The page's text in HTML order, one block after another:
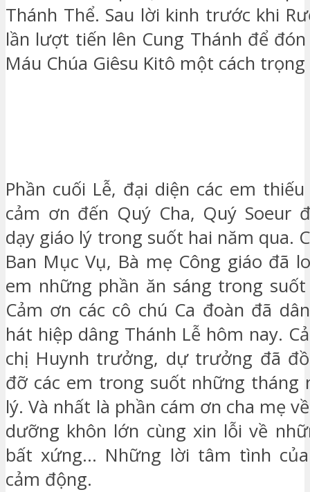
Thánh Thể. Sau lời kinh trước khi
lần lượt tiến lên Cung Thánh để
Máu Chúa Giêsu Kitô một cách
Phần cuối Lễ, đại diện các em
cảm ơn đến Quý Cha, Quý Soeur
dạy giáo lý trong suốt hai năm qua.
Ban Mục Vụ, Bà mẹ Công giáo đã
em những phần ăn sáng trong
Cảm ơn các cô chú Ca đoàn đã
hát hiệp dâng Thánh Lễ hôm nay.
chị Huynh trưởng, dự trưởng đã
đỡ các em trong suốt những tháng
lý. Và nhất là phần cám ơn cha mẹ
dưỡng khôn lớn cùng xin lỗi về
bất xứng… Những lời tâm tình
cảm động.